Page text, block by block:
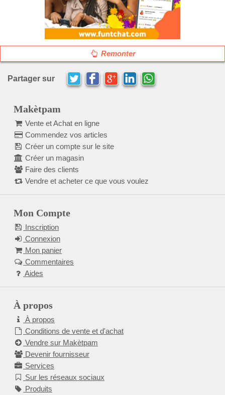
Remonter
Partager sur
Makètpam
Vente et Achat en ligne
Commendez vos articles
Créer un compte sur le site
Créer un magasin
Faire des clients
Vendre et acheter ce que vous voulez
Mon Compte
Inscription
Connexion
Mon panier
Commentaires
Aides
À propos
À propos
Conditions de vente et d'achat
Vendre sur Makètpam
Devenir fournisseur
Services
Sur les réseaux sociaux
Produits